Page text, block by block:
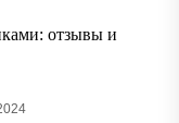
отзывы и